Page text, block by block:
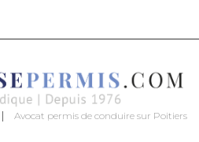
Avocat permis de conduire sur Poitiers